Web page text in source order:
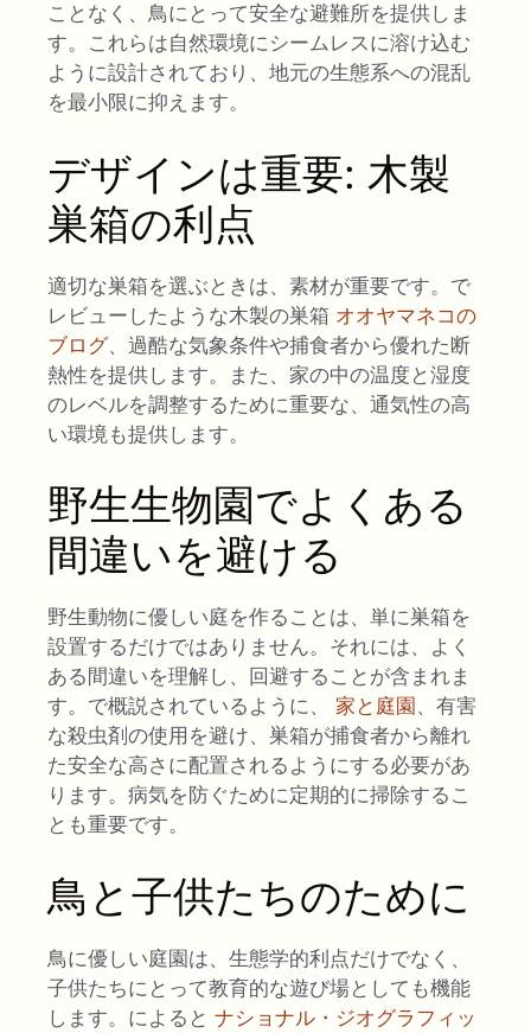
ことなく、鳥にとって安全な避難所を提供しま
す。これらは自然環境にシームレスに溶け込む
ように設計されており、地元の生態系への混乱
を最小限に抑えます。
デザインは重要: 木製
巣箱の利点
適切な巣箱を選ぶときは、素材が重要です。で
レビューしたような木製の巣箱 オオヤマネコの
ブログ、過酷な気象条件や捕食者から優れた断
熱性を提供します。また、家の中の温度と湿度
のレベルを調整するために重要な、通気性の高
い環境も提供します。
野生生物園でよくある
間違いを避ける
野生動物に優しい庭を作ることは、単に巣箱を
設置するだけではありません。それには、よく
ある間違いを理解し、回避することが含まれま
す。で概説されているように、 家と庭園 、有害
な殺虫剤の使用を避け、巣箱が捕食者から離れ
た安全な高さに配置されるようにする必要があ
ります。病気を防ぐために定期的に掃除するこ
とも重要です。
鳥と子供たちのために
鳥に優しい庭園は、生態学的利点だけでなく、
子供たちにとって教育的な遊び場としても機能
します。によると ナショナル・ジオグラフィッ